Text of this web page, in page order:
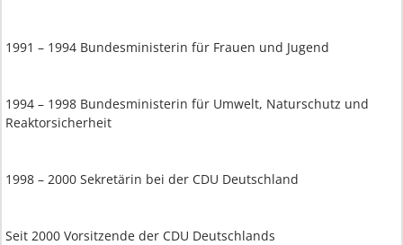
1991 – 1994 Bundesministerin für Frauen und Jugend
1994 – 1998 Bundesministerin für Umwelt, Naturschutz und
Reaktorsicherheit
1998 – 2000 Sekretärin bei der CDU Deutschland
Seit 2000 Vorsitzende der CDU Deutschlands